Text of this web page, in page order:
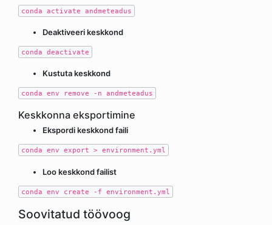
conda activate andmeteadus
Deaktiveeri keskkond
conda deactivate
Kustuta keskkond
conda env remove -n andmeteadus
Keskkonna eksportimine
Ekspordi keskkond faili
conda env export > environment.yml
Loo keskkond failist
conda env create -f environment.yml
Soovitatud töövoog